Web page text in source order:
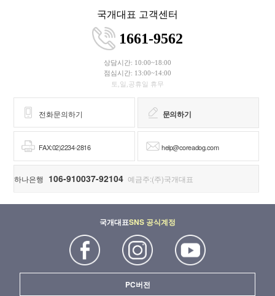
국개대표 고객센터
1661-9562
상담시간: 10:00~18:00
점심시간: 13:00~14:00
토,일,공휴일 휴무
전화문의하기 문의하기
FAX:02)2234-2816 help@coreadog.com
하나은행 106-910037-92104 예금주:(주)국개대표
국개대표SNS 공식계정
PC버전